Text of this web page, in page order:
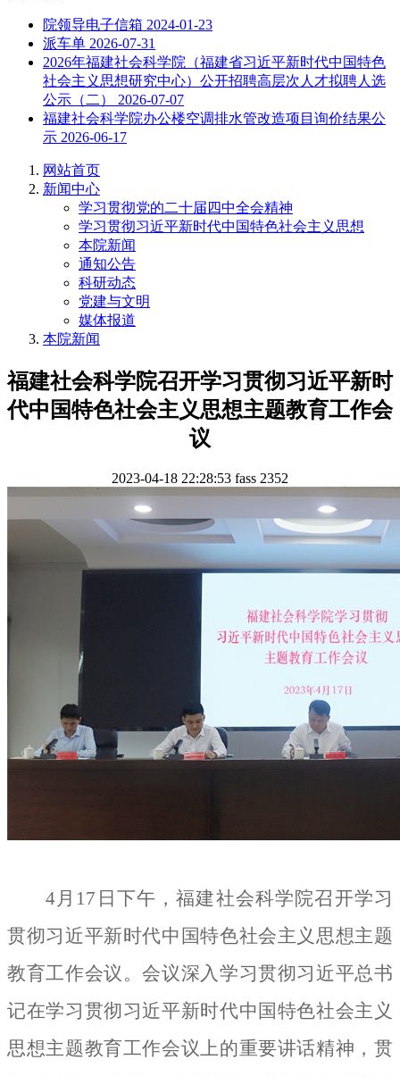
院领导电子信箱 2024-01-23
派车单 2026-07-31
2026年福建社会科学院（福建省习近平新时代中国特色
社会主义思想研究中心）公开招聘高层次人才拟聘人选
公示（二） 2026-07-07
福建社会科学院办公楼空调排水管改造项目询价结果公
示 2026-06-17
网站首页
新闻中心
学习贯彻党的二十届四中全会精神
学习贯彻习近平新时代中国特色社会主义思想
本院新闻
通知公告
科研动态
党建与文明
媒体报道
本院新闻
福建社会科学院召开学习贯彻习近平新时
代中国特色社会主义思想主题教育工作会
议
2023-04-18 22:28:53 fass 2352
4月17日下午，福建社会科学院召开学习
贯彻习近平新时代中国特色社会主义思想主题
教育工作会议。会议深入学习贯彻习近平总书
记在学习贯彻习近平新时代中国特色社会主义
思想主题教育工作会议上的重要讲话精神，贯